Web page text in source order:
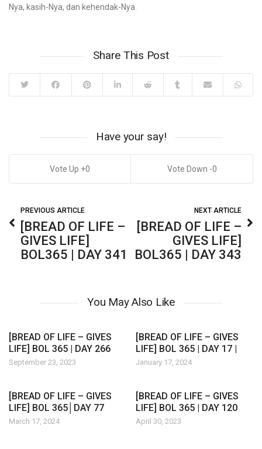
Nya, kasih-Nya, dan kehendak-Nya.
Share This Post
Have your say!
0 0
PREVIOUS ARTICLE
[BREAD OF LIFE –
GIVES LIFE]
BOL365 | DAY 341
NEXT ARTICLE
[BREAD OF LIFE –
GIVES LIFE]
BOL365 | DAY 343
You May Also Like
[BREAD OF LIFE – GIVES
LIFE] BOL 365 | DAY 266
September 23, 2023
[BREAD OF LIFE – GIVES
LIFE] BOL 365 | DAY 17 |
January 17, 2024
[BREAD OF LIFE – GIVES
LIFE] BOL 365│DAY 77
March 17, 2024
[BREAD OF LIFE – GIVES
LIFE] BOL 365 | DAY 120
April 30, 2023